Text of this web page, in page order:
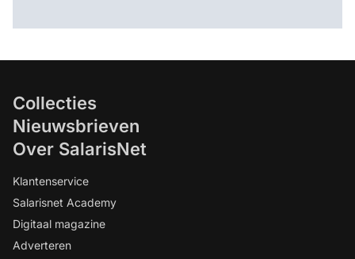
Collecties
Nieuwsbrieven
Over SalarisNet
Klantenservice
Salarisnet Academy
Digitaal magazine
Adverteren